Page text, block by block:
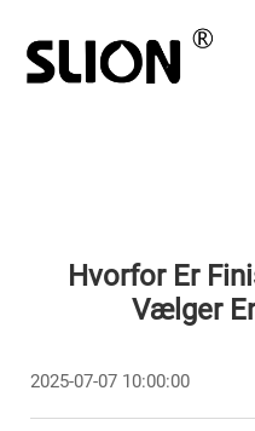
Hvorfor Er
Vælger
2025-07-07 10:00:00